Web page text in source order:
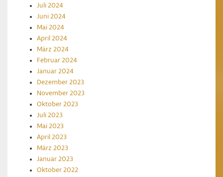
Juli 2024
Juni 2024
Mai 2024
April 2024
März 2024
Februar 2024
Januar 2024
Dezember 2023
November 2023
Oktober 2023
Juli 2023
Mai 2023
April 2023
März 2023
Januar 2023
Oktober 2022